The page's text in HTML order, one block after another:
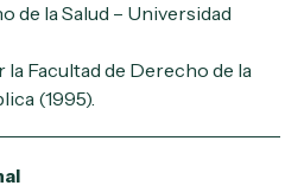
de la Salud – Universidad
Facultad de Derecho de la
(1995).